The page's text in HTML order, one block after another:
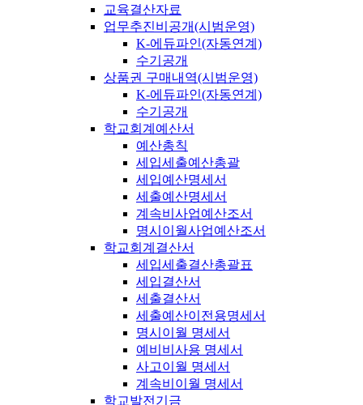
교육결산자료
업무추진비공개(시범운영)
K-에듀파인(자동연계)
수기공개
상품권 구매내역(시범운영)
K-에듀파인(자동연계)
수기공개
학교회계예산서
예산총칙
세입세출예산총괄
세입예산명세서
세출예산명세서
계속비사업예산조서
명시이월사업예산조서
학교회계결산서
세입세출결산총괄표
세입결산서
세출결산서
세출예산이전용명세서
명시이월 명세서
예비비사용 명세서
사고이월 명세서
계속비이월 명세서
학교발전기금